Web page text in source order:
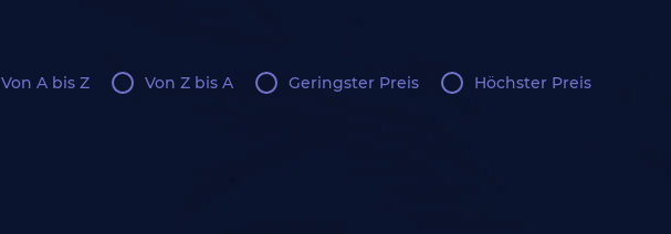
Von A bis Z Von Z bis A Geringster Preis Höchster Preis